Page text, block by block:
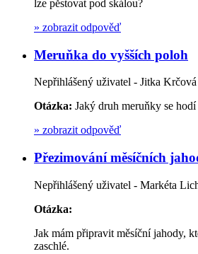
lze pěstovat pod skálou?
» zobrazit odpověď
Meruňka do vyšších poloh
Nepřihlášený uživatel - Jitka Krčová
Otázka: Jaký druh meruňky se
» zobrazit odpověď
Přezimování měsíčních
Nepřihlášený uživatel - Markéta
Otázka:
Jak mám připravit měsíční jahody,
zaschlé.